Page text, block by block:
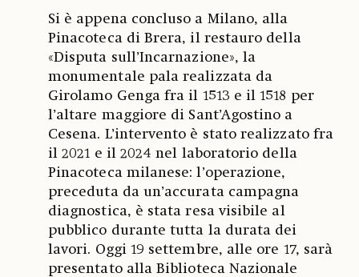
Si è appena concluso a Milano, alla
Pinacoteca di Brera, il restauro della
«Disputa sull’Incarnazione», la
monumentale pala realizzata da
Girolamo Genga fra il 1513 e il 1518 per
l’altare maggiore di Sant’Agostino a
Cesena. L’intervento è stato realizzato fra
il 2021 e il 2024 nel laboratorio della
Pinacoteca milanese: l’operazione,
preceduta da un’accurata campagna
diagnostica, è stata resa visibile al
pubblico durante tutta la durata dei
lavori. Oggi 19 settembre, alle ore 17, sarà
presentato alla Biblioteca Nazionale